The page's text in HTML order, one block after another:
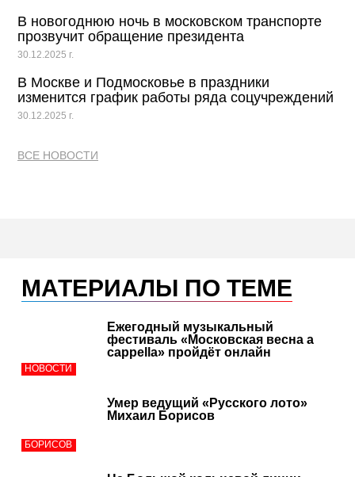
В новогоднюю ночь в московском транспорте
прозвучит обращение президента
30.12.2025 г.
В Москве и Подмосковье в праздники
изменится график работы ряда соцучреждений
30.12.2025 г.
ВСЕ НОВОСТИ
МАТЕРИАЛЫ ПО ТЕМЕ
НОВОСТИ
Ежегодный музыкальный
фестиваль «Московская весна a
cappella» пройдёт онлайн
БОРИСОВ
Умер ведущий «Русского лото»
Михаил Борисов